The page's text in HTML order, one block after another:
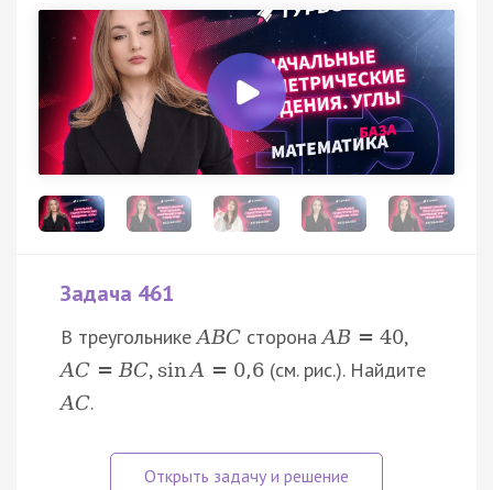
Задача 461
В треугольникеABC сторонаAB = 40,
AC = BC, sin A = 0,6 (см. рис.). Найдите
AC.